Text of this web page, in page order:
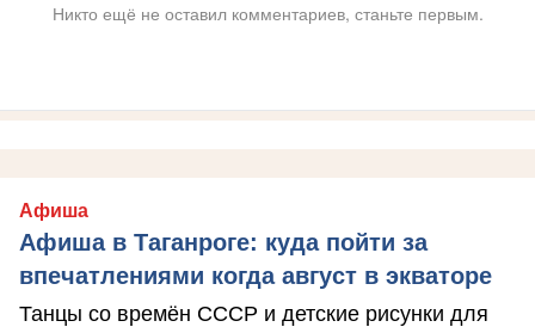
Никто ещё не оставил комментариев, станьте первым.
Афиша
Афиша в Таганроге: куда пойти за
впечатлениями когда август в экваторе
Танцы со времён СССР и детские рисунки для